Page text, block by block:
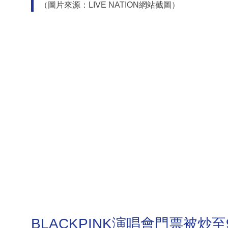
（圖片來源：LIVE NATION網站截圖）
BLACKPINK演唱會門票被炒